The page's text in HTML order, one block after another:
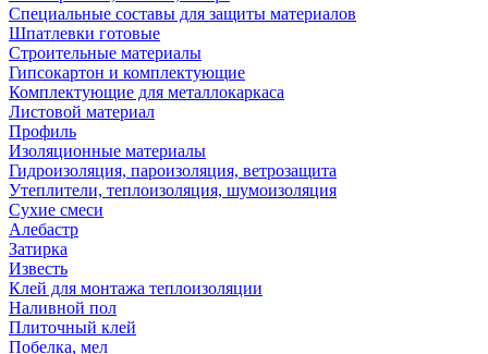
Специальные составы для защиты материалов
Шпатлевки готовые
Строительные материалы
Гипсокартон и комплектующие
Комплектующие для металлокаркаса
Листовой материал
Профиль
Изоляционные материалы
Гидроизоляция, пароизоляция, ветрозащита
Утеплители, теплоизоляция, шумоизоляция
Сухие смеси
Алебастр
Затирка
Известь
Клей для монтажа теплоизоляции
Наливной пол
Плиточный клей
Побелка, мел